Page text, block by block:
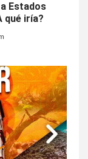
Estados
qué iría?